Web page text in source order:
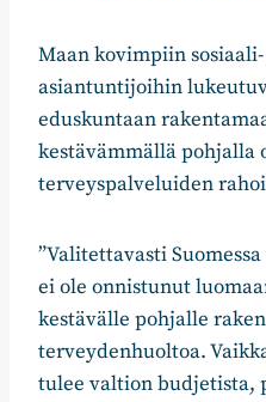
Maan kovimpiin
asiantuntijoihin
eduskuntaan
kestävämmällä pohjalla
terveyspalveluiden
”Valitettavasti
ei ole onnistunut
kestävälle pohjalle
terveydenhuoltoa.
tulee valtion budjetista,